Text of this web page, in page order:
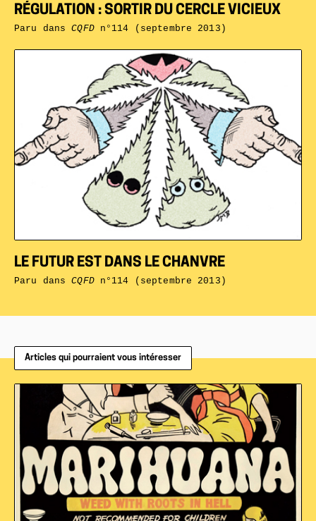
LE FUTUR EST DANS LE CHANVRE
Paru dansCQFDn°114 (septembre 2013)
RÉGULATION : SORTIR DU CERCLE VICIEUX
Paru dansCQFDn°114 (septembre 2013)
Articles qui pourraient vous intéresser